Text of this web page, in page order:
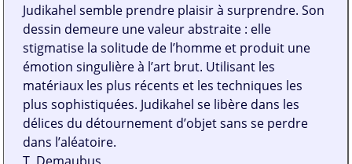
Judikahel semble prendre plaisir à surprendre. Son
dessin demeure une valeur abstraite : elle
stigmatise la solitude de l’homme et produit une
émotion singulière à l’art brut. Utilisant les
matériaux les plus récents et les techniques les
plus sophistiquées. Judikahel se libère dans les
délices du détournement d’objet sans se perdre
dans l’aléatoire.
T. Demaubus